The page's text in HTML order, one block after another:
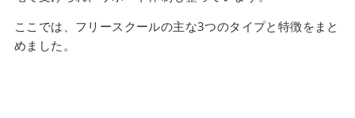
ここでは、フリースクールの主な3つのタイプと特徴をまと
めました。